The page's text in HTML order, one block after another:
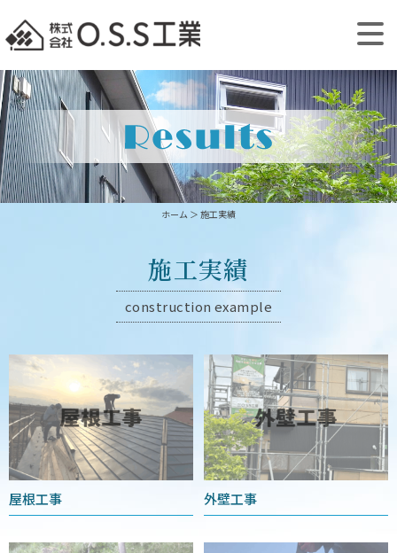
ホーム ＞ 施工実績
施工実績
construction example
屋根工事 外壁工事